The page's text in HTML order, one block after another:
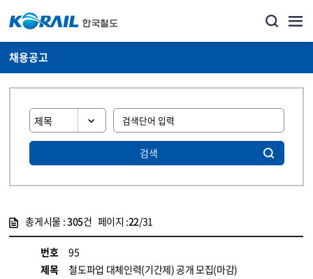
채용공고
검색
총게시물 :305건 페이지 :22/31
번호
95
제목
철도파업 대체인력(기간제) 공개 모집(마감)